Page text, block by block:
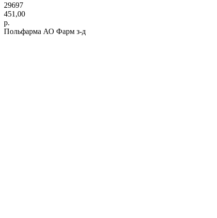
29697
451,00
р.
Польфарма АО Фарм з-д